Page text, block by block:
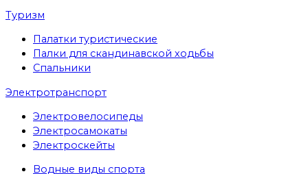
Туризм
Палатки туристические
Палки для скандинавской ходьбы
Спальники
Электротранспорт
Электровелосипеды
Электросамокаты
Электроскейты
Водные виды спорта